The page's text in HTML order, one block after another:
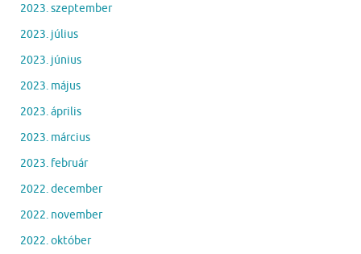
2023. szeptember
2023. július
2023. június
2023. május
2023. április
2023. március
2023. február
2022. december
2022. november
2022. október